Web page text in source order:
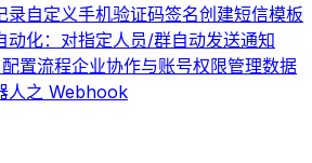
录自定义手机验证码签名创建短信模板
动化：对指定人员/群自动发送通知
置流程企业协作与账号权限管理数据
人之 Webhook